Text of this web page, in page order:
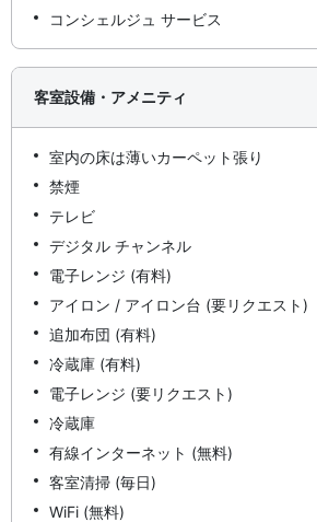
コンシェルジュ サービス
客室設備・アメニティ
室内の床は薄いカーペット張り
禁煙
テレビ
デジタル チャンネル
電子レンジ (有料)
アイロン / アイロン台 (要リクエスト)
追加布団 (有料)
冷蔵庫 (有料)
電子レンジ (要リクエスト)
冷蔵庫
有線インターネット (無料)
客室清掃 (毎日)
WiFi (無料)